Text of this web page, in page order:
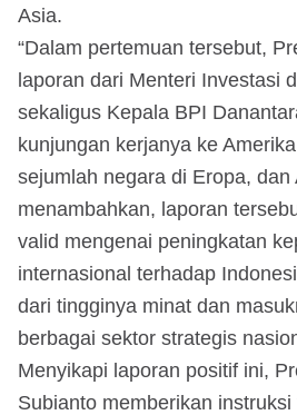
Asia.
“Dalam pertemuan tersebut,
laporan dari Menteri Investasi
sekaligus Kepala BPI
kunjungan kerjanya ke
sejumlah negara di Eropa, dan
menambahkan, laporan
valid mengenai peningkatan
internasional terhadap
dari tingginya minat dan
berbagai sektor strategis
Menyikapi laporan positif ini,
Subianto memberikan instruksi